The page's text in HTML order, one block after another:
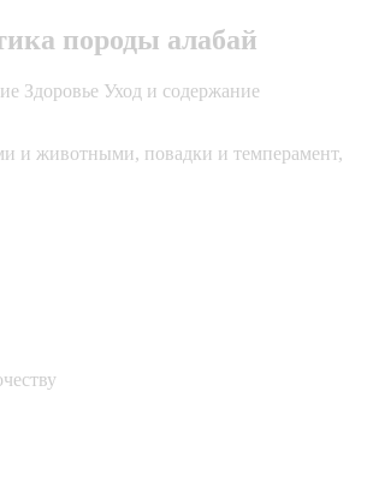
породы алабай
Здоровье Уход и содержание
и животными, повадки и темперамент,